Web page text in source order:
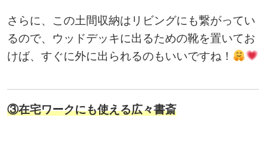
さらに、この土間収納はリビングにも繋がってい
るので、ウッドデッキに出るための靴を置いてお
けば、すぐに外に出られるのもいいですね！
③在宅ワークにも使える広々書斎